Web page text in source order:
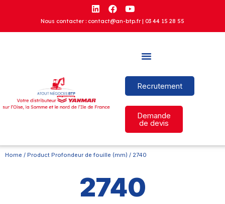
Nous contacter : contact@an-btp.fr | 03 44 15 28 55
Recrutement
Demande
de devis
Home / Product Profondeur de fouille (mm) / 2740
2740